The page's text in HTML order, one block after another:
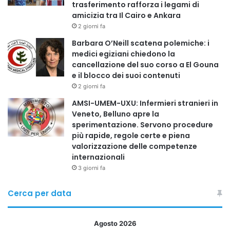
bilocale supera ormai frequentemente i 1.100-1.300 euro
, mentre tra affitto, trasporti, utenze e spese
essenziali una quota enorme dello stipendio viene
assorbita già nelle prime settimane del mese. In queste
condizioni la concorrenza svizzera diventa praticamente
irresistibile per molti professionisti, soprattutto nelle
province di confine.
A rendere ancora più evidente il fenomeno è la situazione
delle province di confine lombarde.
Como, Varese, Lecco e Sondriocontinuano a
rappresentare l’epicentro della fuga verso il Canton Ticino.
problema introducendo incentivi straordinari fino a circa
trasferimento rafforza i legami di
amicizia tra Il Cairo e Ankara
2 giorni fa
Barbara O’Neill scatena polemiche: i
medici egiziani chiedono la
cancellazione del suo corso a El Gouna
e il blocco dei suoi contenuti
2 giorni fa
AMSI-UMEM-UXU: Infermieri stranieri in
Veneto, Belluno apre la
sperimentazione. Servono procedure
più rapide, regole certe e piena
valorizzazione delle competenze
internazionali
3 giorni fa
Cerca per data
Agosto 2026